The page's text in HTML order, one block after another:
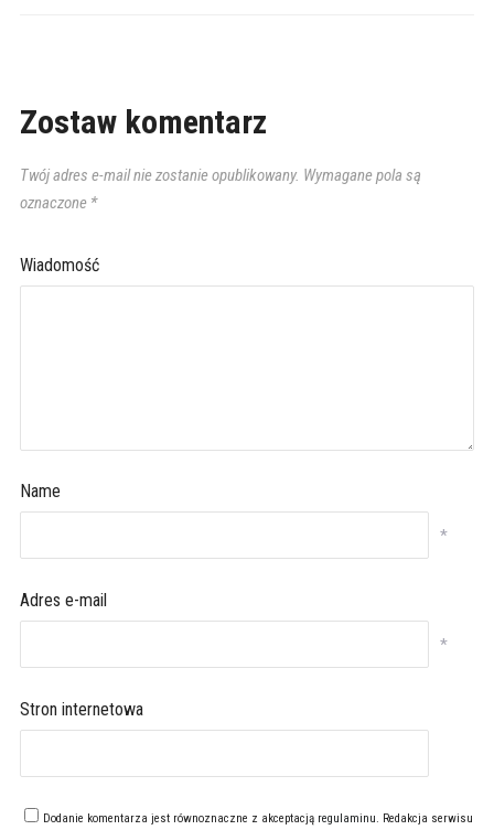
Zostaw komentarz
Twój adres e-mail nie zostanie opublikowany. Wymagane pola są
oznaczone *
Wiadomość
Name
*
Adres e-mail
*
Stron internetowa
Dodanie komentarza jest równoznaczne z akceptacją regulaminu. Redakcja serwisu